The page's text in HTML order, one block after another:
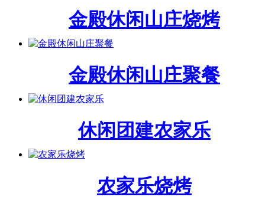
金殿休闲山庄烧烤
金殿休闲山庄聚餐
休闲团建农家乐
农家乐烧烤